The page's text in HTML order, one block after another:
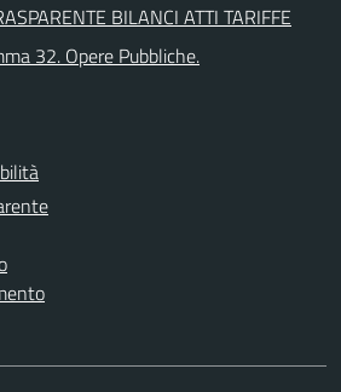
BILANCI ATTI TARIFFE
32. Opere Pubbliche.